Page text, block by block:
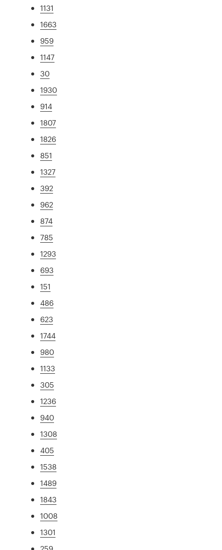
1131
1663
959
1147
30
1930
914
1807
1826
851
1327
392
962
874
785
1293
693
151
486
623
1744
980
1133
305
1236
940
1308
405
1538
1489
1843
1008
1301